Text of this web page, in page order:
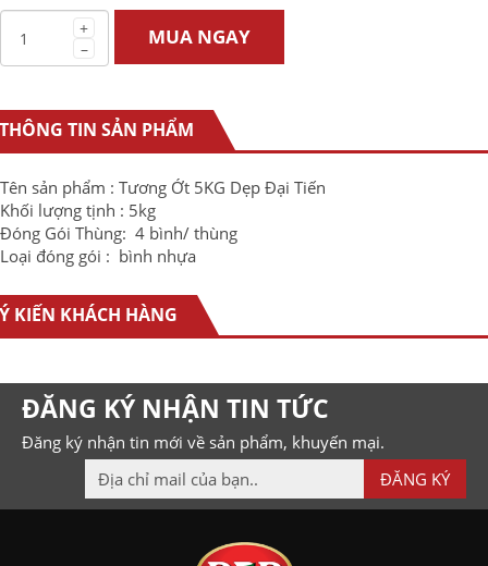
+
–
MUA NGAY
THÔNG TIN SẢN PHẨM
Tên sản phẩm : Tương Ớt 5KG Dẹp Đại Tiến
Khối lượng tịnh : 5kg
Đóng Gói Thùng: 4 bình/ thùng
Loại đóng gói : bình nhựa
Ý KIẾN KHÁCH HÀNG
ĐĂNG KÝ NHẬN TIN TỨC
Đăng ký nhận tin mới về sản phẩm, khuyến mại.